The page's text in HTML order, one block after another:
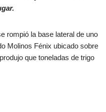
rompió la base lateral de uno
Molinos Fénix ubicado sobre
que toneladas de trigo